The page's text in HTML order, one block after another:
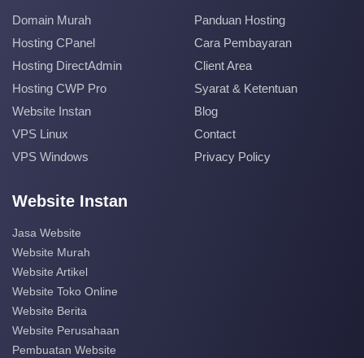
Domain Murah
Hosting CPanel
Hosting DirectAdmin
Hosting CWP Pro
Website Instan
VPS Linux
VPS Windows
Panduan Hosting
Cara Pembayaran
Client Area
Syarat & Ketentuan
Blog
Contact
Privacy Policy
Website Instan
Jasa Website
Website Murah
Website Artikel
Website Toko Online
Website Berita
Website Perusahaan
Pembuatan Website